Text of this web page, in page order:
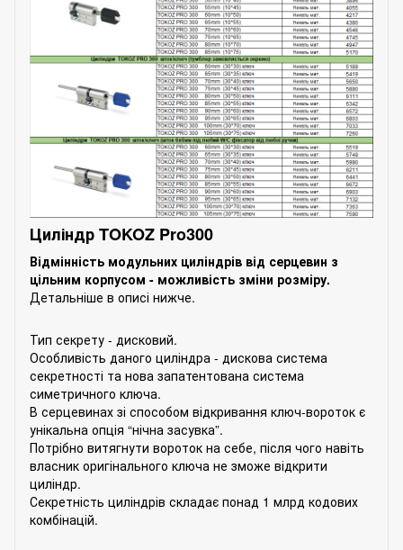
Циліндр TOKOZ Pro300
Відмінність модульних циліндрів від серцевин з
цільним корпусом - можливість зміни розміру.
Детальніше в описі нижче.
Тип секрету - дисковий.
Особливість даного циліндра - дискова система
секретності та нова запатентована система
симетричного ключа.
В серцевинах зі способом відкривання ключ-вороток є
унікальна опція “нічна засувка”.
Потрібно витягнути вороток на себе, після чого навіть
власник оригінального ключа не зможе відкрити
циліндр.
Секретність циліндрів складає понад 1 млрд кодових
комбінацій.